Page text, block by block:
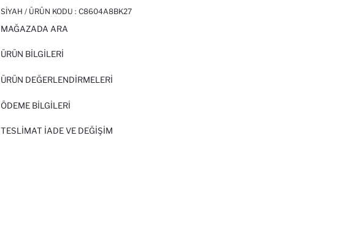
SIYAH / ÜRÜN KODU : C8604A8BK27
MAĞAZADA ARA
ÜRÜN BILGILERI
ÜRÜN DEĞERLENDİRMELERİ
ÖDEME BİLGİLERİ
TESLIMAT İADE VE DEĞIŞIM